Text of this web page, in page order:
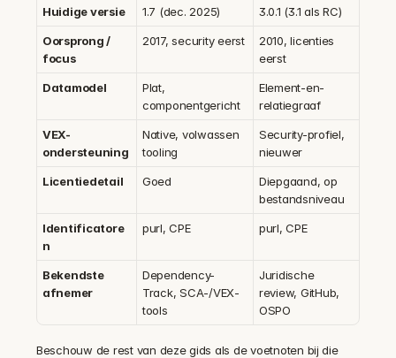
Huidige versie 1.7 (dec. 2025) 3.0.1 (3.1 als RC)
Oorsprong /
focus
2017, security eerst
2010, licenties
eerst
Datamodel
Plat,
componentgericht
Element-en-
relatiegraaf
VEX-
ondersteuning
Native, volwassen
tooling
Security-profiel,
nieuwer
Licentiedetail Goed
Diepgaand, op
bestandsniveau
Identificatore
n
purl, CPE purl, CPE
Bekendste
afnemer
Dependency-
Track, SCA-/VEX-
tools
Juridische
review, GitHub,
OSPO
Beschouw de rest van deze gids als de voetnoten bij die